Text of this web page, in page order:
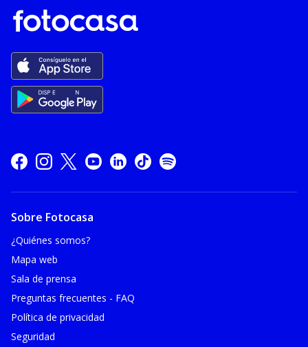
Sobre Fotocasa
¿Quiénes somos?
Mapa web
Sala de prensa
Preguntas frecuentes - FAQ
Política de privacidad
Seguridad